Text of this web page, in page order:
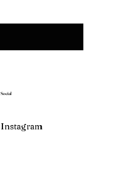
Social
Instagram